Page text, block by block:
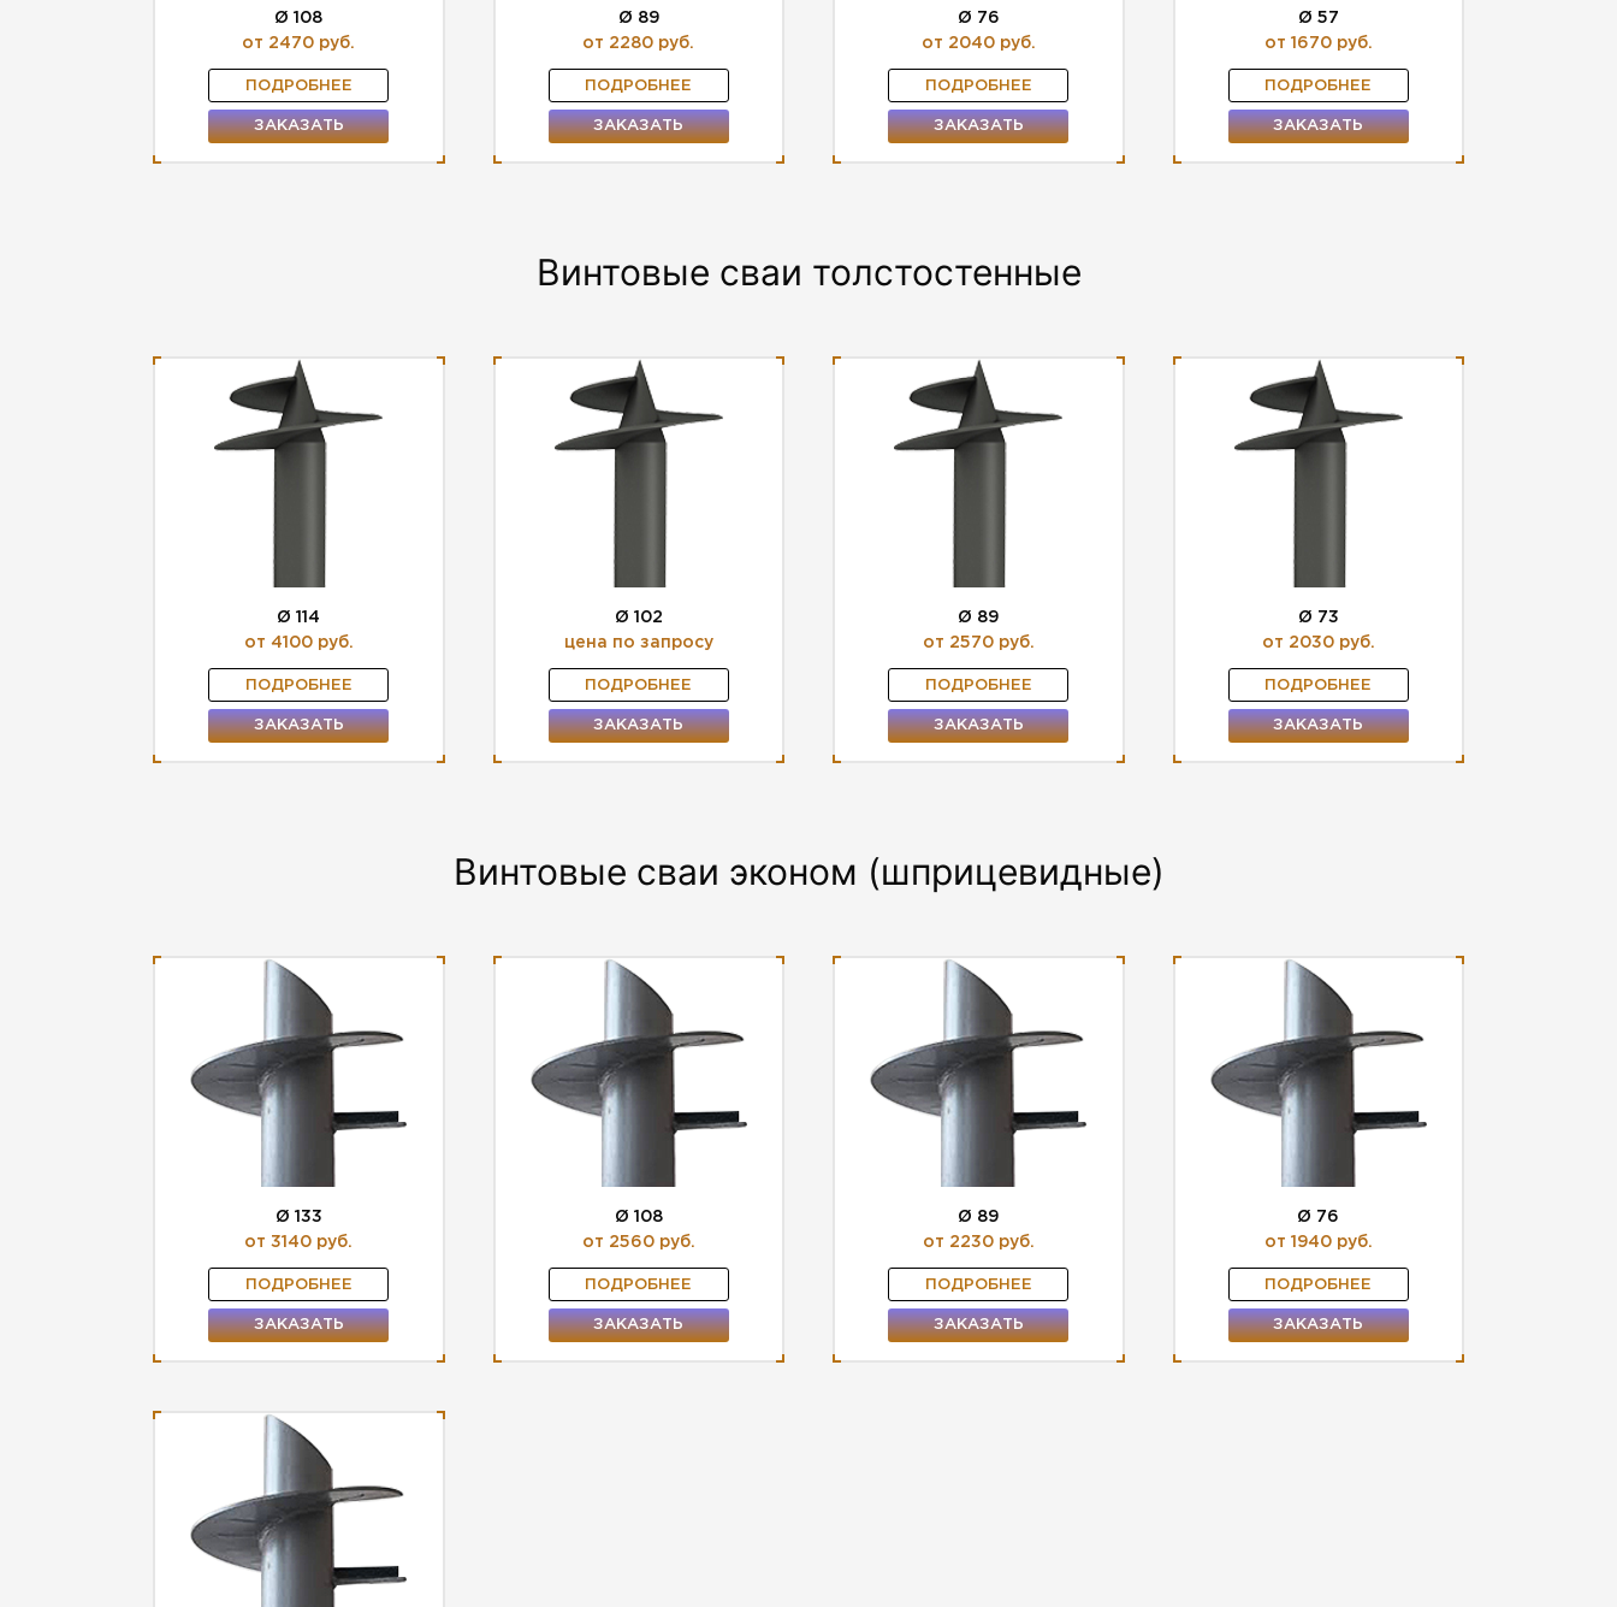
Ø 108
от 2470 руб.
ПОДРОБНЕЕ
ЗАКАЗАТЬ
Ø 89
от 2280 руб.
ПОДРОБНЕЕ
ЗАКАЗАТЬ
Ø 76
от 2040 руб.
ПОДРОБНЕЕ
ЗАКАЗАТЬ
Ø 57
от 1670 руб.
ПОДРОБНЕЕ
ЗАКАЗАТЬ
Винтовые сваи толстостенные
Ø 114
от 4100 руб.
ПОДРОБНЕЕ
ЗАКАЗАТЬ
Ø 102
цена по запросу
ПОДРОБНЕЕ
ЗАКАЗАТЬ
Ø 89
от 2570 руб.
ПОДРОБНЕЕ
ЗАКАЗАТЬ
Ø 73
от 2030 руб.
ПОДРОБНЕЕ
ЗАКАЗАТЬ
Винтовые сваи эконом (шприцевидные)
Ø 133
от 3140 руб.
ПОДРОБНЕЕ
ЗАКАЗАТЬ
Ø 108
от 2560 руб.
ПОДРОБНЕЕ
ЗАКАЗАТЬ
Ø 89
от 2230 руб.
ПОДРОБНЕЕ
ЗАКАЗАТЬ
Ø 76
от 1940 руб.
ПОДРОБНЕЕ
ЗАКАЗАТЬ